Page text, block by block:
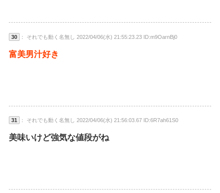
30 ： それでも動く名無し 2022/04/06(水) 21:55:23.23 ID:m9OarnBj0
富美男汁好き
31 ： それでも動く名無し 2022/04/06(水) 21:56:03.67 ID:6R7ah61S0
美味いけど強気な値段がね